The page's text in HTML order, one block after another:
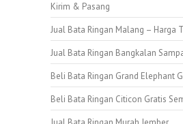
Kirim & Pasang
Jual Bata Ringan Malang – Harga
Jual Bata Ringan Bangkalan
Beli Bata Ringan Grand Elephant
Beli Bata Ringan Citicon Gratis